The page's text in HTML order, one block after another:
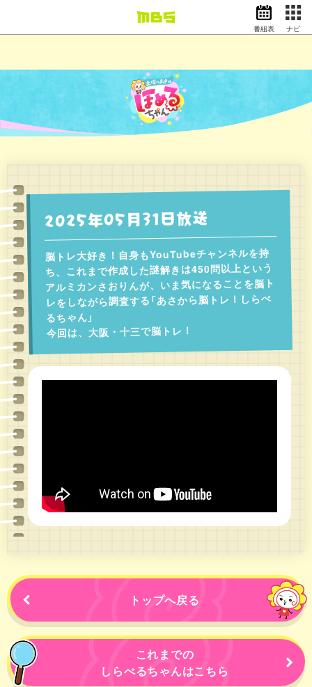
ドラマ
アニメ
スポーツ
映画 アナウンサー
グッズ
EN 検索 番組表
番組表 ナビ
2025年05月31日放送
脳トレ大好き！自身もYouTubeチャンネルを持
ち、これまで作成した謎解きは450問以上という
アルミカンさおりんが、いま気になることを脳ト
レをしながら調査する「あさから脳トレ！しらべ
るちゃん」
今回は、大阪・十三で脳トレ！
トップへ戻る
これまでの
しらべるちゃんはこちら